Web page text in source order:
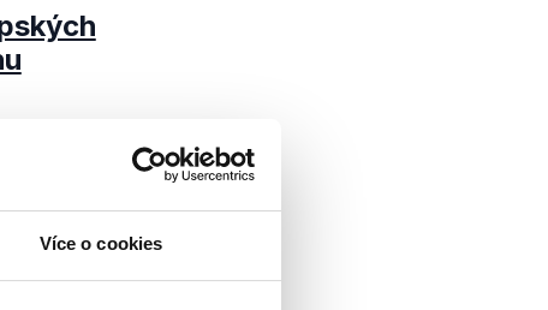
Více o cookies
pohovořit o...